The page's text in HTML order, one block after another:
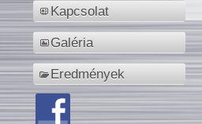
Kapcsolat
Galéria
Eredmények